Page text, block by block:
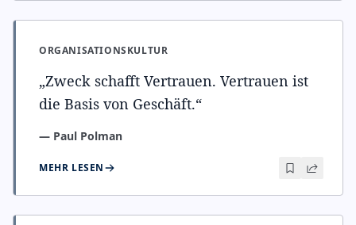
ORGANISATIONSKULTUR
„Zweck schafft Vertrauen. Vertrauen ist
die Basis von Geschäft.“
— Paul Polman
MEHR LESEN